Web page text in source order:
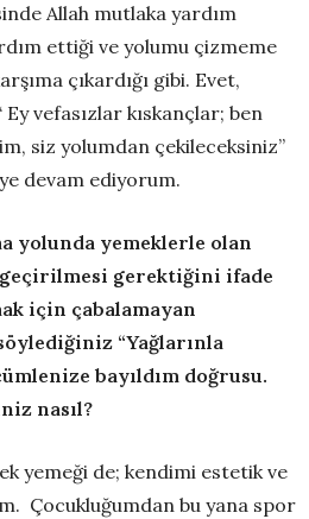
Allah mutlaka yardım
ettiği ve yolumu çizmeme
çıkardığı gibi. Evet,
Ey vefasızlar kıskançlar; ben
siz yolumdan çekileceksiniz”
devam ediyorum.
yolunda yemeklerle olan
gerektiğini ifade
için çabalamayan
“Yağlarınla
bayıldım doğrusu.
nasıl?
yemeği de; kendimi estetik ve
Çocukluğumdan bu yana spor